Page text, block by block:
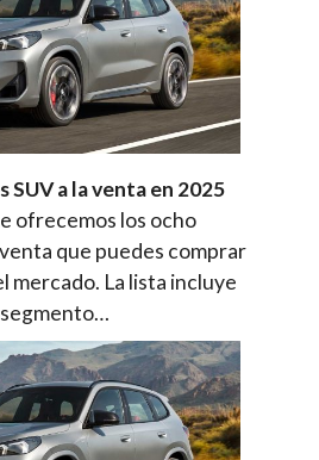
SUV a la venta en 2025
ofrecemos los ocho
que puedes comprar
mercado. La lista incluye